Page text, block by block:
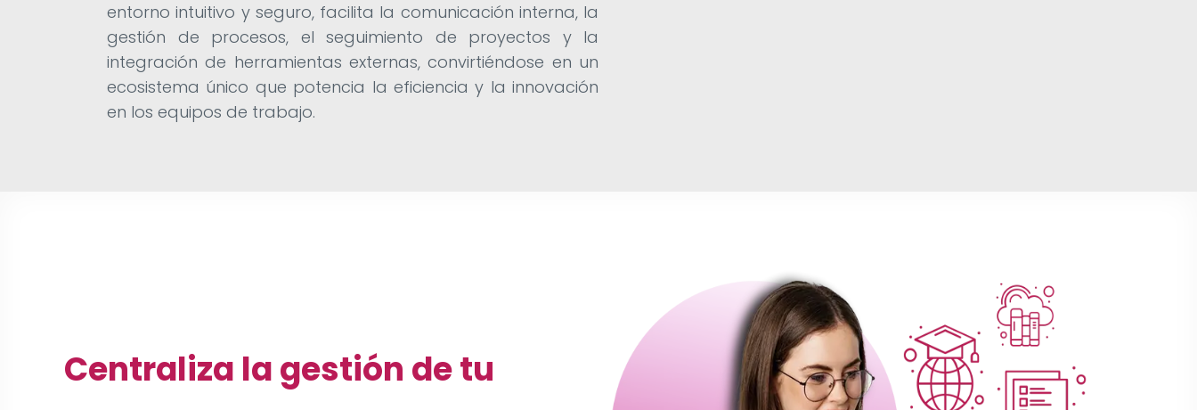
entorno intuitivo y seguro, facilita la comunicación interna, la
gestión de procesos, el seguimiento de proyectos y la
integración de herramientas externas, convirtiéndose en un
ecosistema único que potencia la eficiencia y la innovación
en los equipos de trabajo.
Centraliza la gestión de tu